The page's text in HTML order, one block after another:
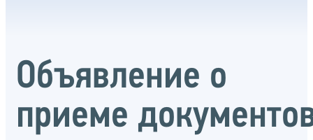
Объявление о
приеме